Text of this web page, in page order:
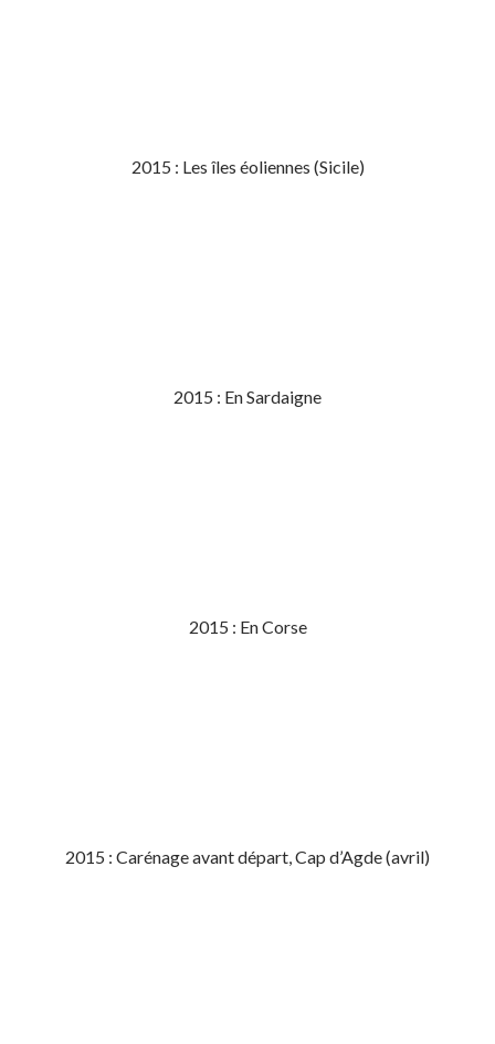
2015 : Les îles éoliennes (Sicile)
2015 : En Sardaigne
2015 : En Corse
2015 : Carénage avant départ, Cap d’Agde (avril)